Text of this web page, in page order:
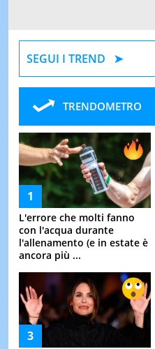
SEGUI I TREND
TRENDOMETRO
L'errore che molti fanno
con l'acqua durante
l'allenamento (e in estate è
ancora più ...